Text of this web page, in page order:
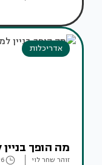
אדריכלות
מה הופך
זוהר שחר לוי